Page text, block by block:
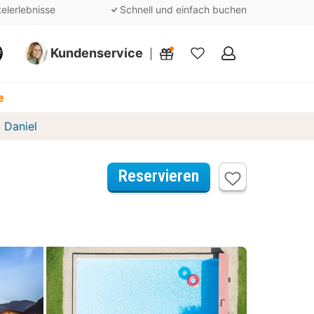
Schnell und einfach buchen
Kundenservice
Meine
Reservieren